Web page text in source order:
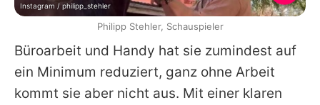
Büroarbeit und Handy hat sie zumindest auf
ein Minimum reduziert, ganz ohne Arbeit
kommt sie aber nicht aus. Mit einer klaren
Instagram / philipp_stehler
Philipp Stehler, Schauspieler